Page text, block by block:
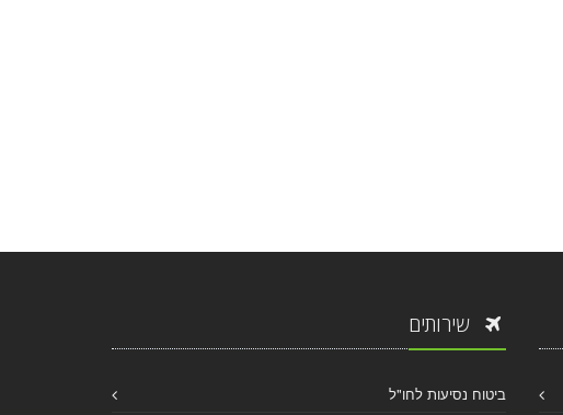
שירותים
ביטוח נסיעות לחו"ל